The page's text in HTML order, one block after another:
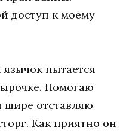
доступ к моему
пытается
Помогаю
шире отставляю
Как приятно он